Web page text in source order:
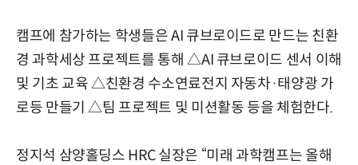
캠프에 참가하는 학생들은 AI 큐브로이드로 만드는 친환
경 과학세상 프로젝트를 통해 △AI 큐브로이드 센서 이해
및 기초 교육 △친환경 수소연료전지 자동차·태양광 가
로등 만들기 △팀 프로젝트 및 미션활동 등을 체험한다.
정지석 삼양홀딩스 HRC 실장은 “미래 과학캠프는 올해